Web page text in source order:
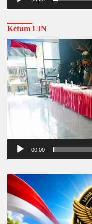
Ketum LIN
Video
Player
00:00